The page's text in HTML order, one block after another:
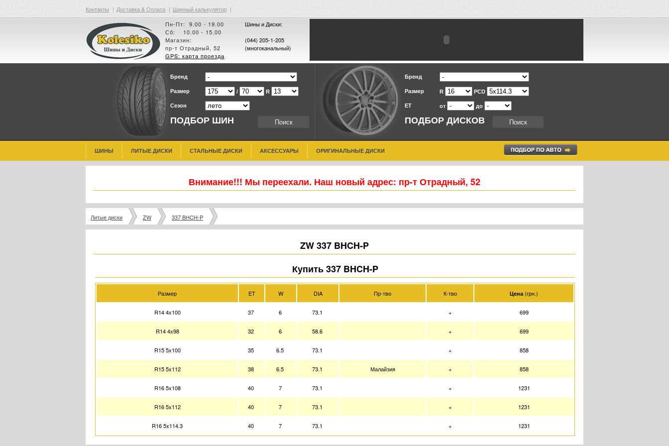
Контакты | Доставка & Оплата | Шинный калькулятор |
Пн-Пт: 9.00 - 19.00
Сб: 10.00 - 15.00
Магазин:
пр-т Отрадный, 52
GPS: карта проезда
Шины и Диски:
(044) 205-1-205
(многоканальный)
ПОДБОР ШИН
Бренд
Размер / R
Сезон
ПОДБОР ДИСКОВ
Бренд
Размер R PCD
ET от до
ШИНЫ ЛИТЫЕ ДИСКИ СТАЛЬНЫЕ ДИСКИ АКСЕССУАРЫ ОРИГИНАЛЬНЫЕ ДИСКИ
Внимание!!! Мы переехали. Наш новый адрес: пр-т Отрадный, 52
Литые диски ZW 337 BHCH-P
ZW 337 BHCH-P
Купить 337 BHCH-P
Размер ET W DIA Пр-тво К-тво Цена (грн.)
R14 4x100 37 6 73.1 + 699
R14 4x98 32 6 58.6 + 699
R15 5x100 35 6.5 73.1 + 858
R15 5x112 38 6.5 73.1 Малайзия + 858
R16 5x108 40 7 73.1 + 1231
R16 5x112 40 7 73.1 + 1231
R16 5x114.3 40 7 73.1 + 1231